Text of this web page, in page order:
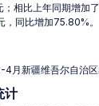
相比上年同期增加了
同比增加75.80%。
4月新疆维吾尔自治区
计